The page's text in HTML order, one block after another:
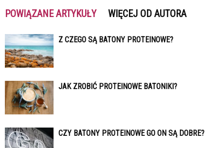
POWIĄZANE ARTYKUŁY WIĘCEJ OD AUTORA
Z CZEGO SĄ BATONY PROTEINOWE?
JAK ZROBIĆ PROTEINOWE BATONIKI?
CZY BATONY PROTEINOWE GO ON SĄ DOBRE?